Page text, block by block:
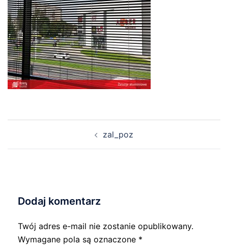
zal_poz
Dodaj komentarz
Twój adres e-mail nie zostanie opublikowany.
Wymagane pola są oznaczone *